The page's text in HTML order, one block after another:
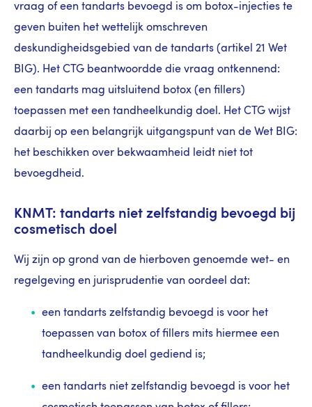
vraag of een tandarts bevoegd is om botox-injecties te
geven buiten het wettelijk omschreven
deskundigheidsgebied van de tandarts (artikel 21 Wet
BIG). Het CTG beantwoordde die vraag ontkennend:
een tandarts mag uitsluitend botox (en fillers)
toepassen met een tandheelkundig doel. Het CTG wijst
daarbij op een belangrijk uitgangspunt van de Wet BIG:
het beschikken over bekwaamheid leidt niet tot
bevoegdheid.
KNMT: tandarts niet zelfstandig bevoegd bij
cosmetisch doel
Wij zijn op grond van de hierboven genoemde wet- en
regelgeving en jurisprudentie van oordeel dat:
een tandarts zelfstandig bevoegd is voor het
toepassen van botox of fillers mits hiermee een
tandheelkundig doel gediend is;
een tandarts niet zelfstandig bevoegd is voor het